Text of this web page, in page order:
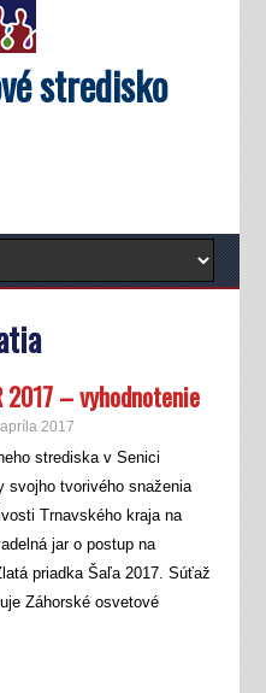
stredisko
2017 – vyhodnotenie
2017
strediska v Senici
svojho tvorivého snaženia
Trnavského kraja na
jar o postup na
priadka Šaľa 2017. Súťaž
Záhorské osvetové